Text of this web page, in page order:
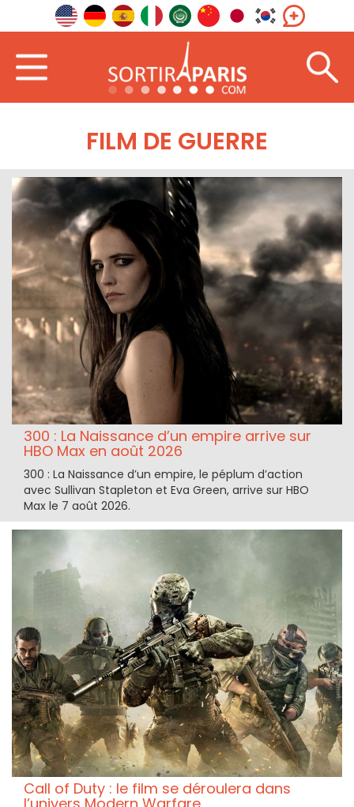
FILM DE GUERRE
300 : La Naissance d’un empire arrive sur
HBO Max en août 2026
300 : La Naissance d’un empire, le péplum d’action
avec Sullivan Stapleton et Eva Green, arrive sur HBO
Max le 7 août 2026.
Call of Duty : le film se déroulera dans